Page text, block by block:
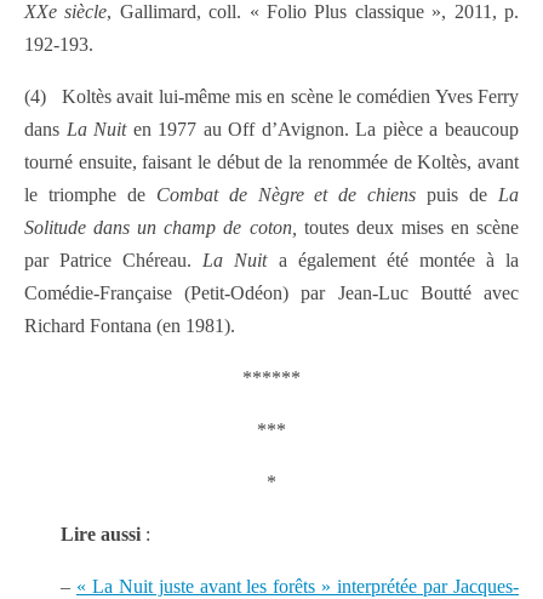
XXe siècle, Gallimard, coll. « Folio Plus classique », 2011, p.
192-193.
(4) Koltès avait lui-même mis en scène le comédien Yves Ferry
dans La Nuiten 1977 au Off d’Avignon. La pièce a beaucoup
tourné ensuite, faisant le début de la renommée de Koltès, avant
le triomphe de Combat de Nègre et de chiens puis deLa
Solitude dans un champ de coton, toutes deux mises en scène
par Patrice Chéreau.La Nuita également été montée à la
Comédie-Française (Petit-Odéon) par Jean-Luc Boutté avec
Richard Fontana (en 1981).
******
***
*
Lire aussi :
– « La Nuit juste avant les forêts » interprétée par Jacques-